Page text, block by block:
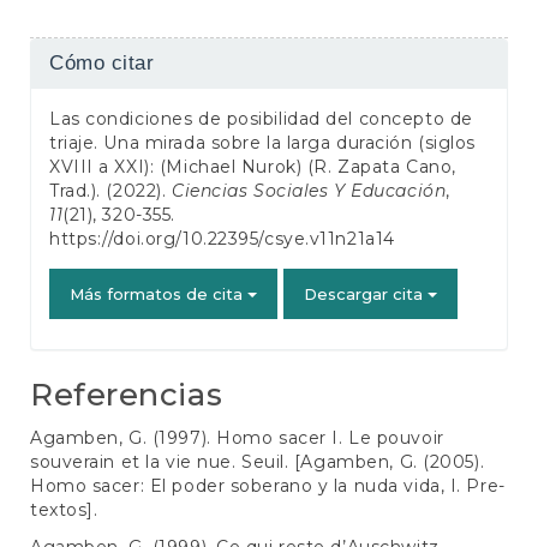
Detalles
artículo
Cómo citar
Las condiciones de posibilidad del concepto de
triaje. Una mirada sobre la larga duración (siglos
XVIII a XXI): (Michael Nurok) (R. Zapata Cano,
Trad.). (2022). Ciencias Sociales Y Educación,
11(21), 320-355.
https://doi.org/10.22395/csye.v11n21a14
Más formatos de cita Descargar cita
Referencias
Agamben, G. (1997). Homo sacer I. Le pouvoir
souverain et la vie nue. Seuil. [Agamben, G. (2005).
Homo sacer: El poder soberano y la nuda vida, I. Pre-
textos].